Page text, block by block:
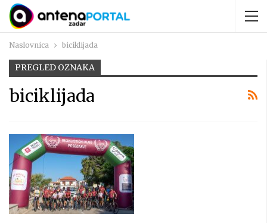
Naslovnica biciklijada
PREGLED OZNAKA
biciklijada